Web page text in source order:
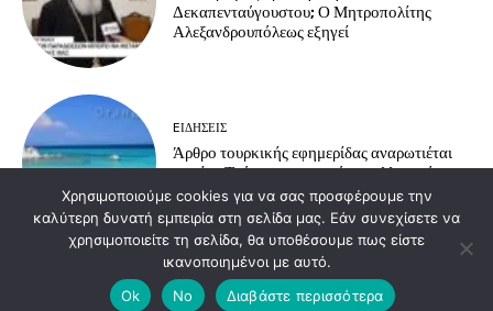
Δεκαπενταύγουστου; Ο Μητροπολίτης
Αλεξανδρουπόλεως εξηγεί
EΙΔΗΣΕΙΣ
Άρθρο τουρκικής εφημερίδας αναρωτιέται
γιατί οι Τούρκοι προτιμούν τα ελληνικά
νησιά για διακοπές
Load more
Χρησιμοποιούμε cookies για να σας προσφέρουμε την
καλύτερη δυνατή εμπειρία στη σελίδα μας. Εάν συνεχίσετε να
χρησιμοποιείτε τη σελίδα, θα υποθέσουμε πως είστε
ικανοποιημένοι με αυτό.
Ok
No Διαβάστε περισσότερα